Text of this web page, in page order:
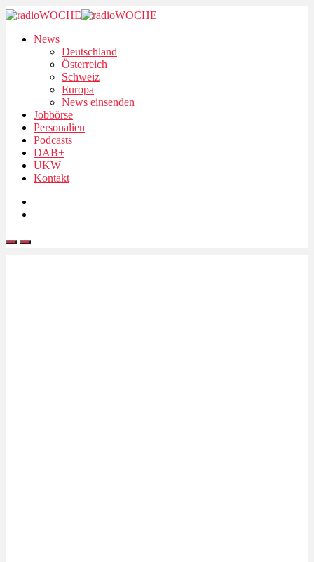
News
Deutschland
Österreich
Schweiz
Europa
News einsenden
Jobbörse
Personalien
Podcasts
DAB+
UKW
Kontakt